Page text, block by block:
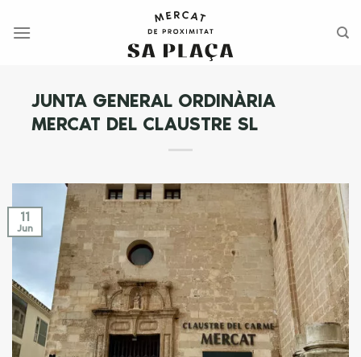
JUNTA GENERAL ORDINÀRIA
MERCAT DEL CLAUSTRE SL
11
Jun